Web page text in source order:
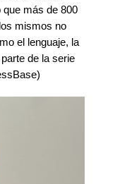
que más de 800
mismos no
el lenguaje, la
de la serie